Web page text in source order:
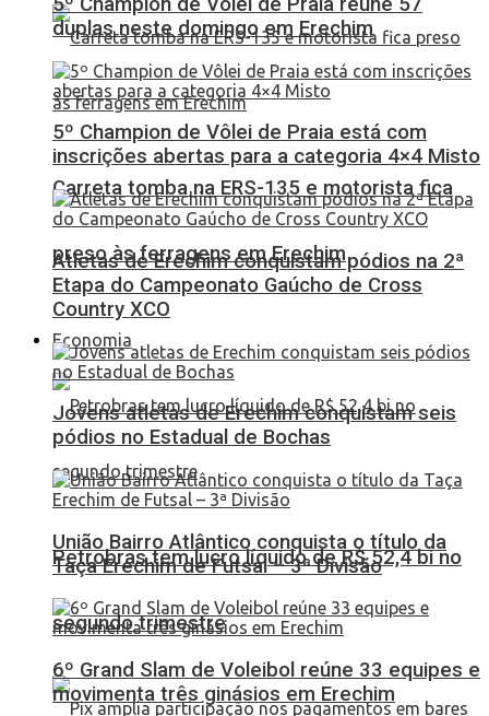
Carreta tomba na ERS-135 e motorista fica
preso às ferragens em Erechim
Economia
Petrobras tem lucro líquido de R$ 52,4 bi no
segundo trimestre
duplas neste domingo em Erechim
5º Champion de Vôlei de Praia está com
inscrições abertas para a categoria 4×4 Misto
Atletas de Erechim conquistam pódios na 2ª
Etapa do Campeonato Gaúcho de Cross
Country XCO
Jovens atletas de Erechim conquistam seis
pódios no Estadual de Bochas
União Bairro Atlântico conquista o título da
Taça Erechim de Futsal – 3ª Divisão
6º Grand Slam de Voleibol reúne 33 equipes e
movimenta três ginásios em Erechim